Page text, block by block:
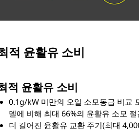
적 윤활유 소비
적 윤활유 소비
0.1g/kW 미만의 오일 소모동급 비교
델에 비해 최대 66%의 윤활유 소모 절
더 길어진 윤활유 교환 주기(최대